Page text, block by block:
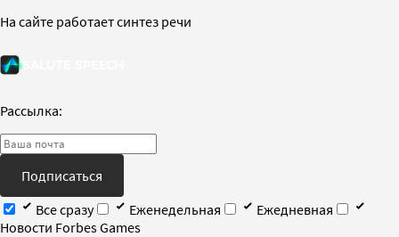
На сайте работает синтез речи
Рассылка:
Подписаться
Все сразу
Еженедельная
Ежедневная
Новости Forbes Games